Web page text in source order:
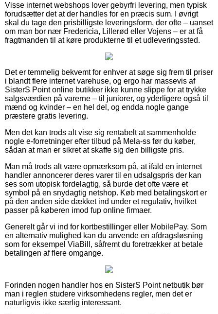
Visse internet webshops lover gebyrfri levering, men typisk
forudsætter det at der handles for en præcis sum. I øvrigt
skal du tage den prisbilligste leveringsform, der ofte – uanset
om man bor nær Fredericia, Lillerød eller Vojens – er at få
fragtmanden til at køre produkterne til et udleveringssted.
Det er temmelig bekvemt for enhver at søge sig frem til priser
i blandt flere internet varehuse, og ergo har massevis af
SisterS Point online butikker ikke kunne slippe for at trykke
salgsværdien på varerne – til juniorer, og yderligere også til
mænd og kvinder – en hel del, og endda nogle gange
præstere gratis levering.
Men det kan trods alt vise sig rentabelt at sammenholde
nogle e-forretninger efter tilbud på Mela-ss før du køber,
sådan at man er sikret at skaffe sig den billigste pris.
Man må trods alt være opmærksom på, at ifald en internet
handler annoncerer deres varer til en udsalgspris der kan
ses som utopisk fordelagtig, så burde det ofte være et
symbol på en snydagtig netshop. Køb med betalingskort er
på den anden side dækket ind under et regulativ, hvilket
passer på køberen imod fup online firmaer.
Generelt går vi ind for kortbestillinger eller MobilePay. Som
en alternativ mulighed kan du anvende en afdragsløsning
som for eksempel ViaBill, såfremt du foretrækker at betale
betalingen af flere omgange.
Forinden nogen handler hos en SisterS Point netbutik bør
man i reglen studere virksomhedens regler, men det er
naturligvis ikke særlig interessant.